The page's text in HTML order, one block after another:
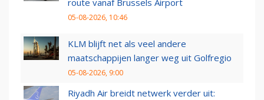
05-08-2026, 10:46
KLM blijft net als veel andere
maatschappijen langer weg uit Golfregio
05-08-2026, 9:00
Riyadh Air breidt netwerk verder uit: